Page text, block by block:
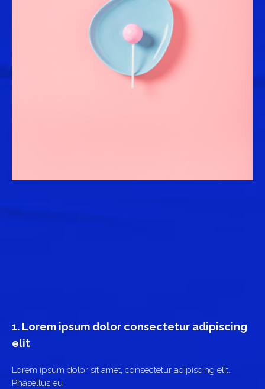
1. Lorem ipsum dolor consectetur adipiscing
elit
Lorem ipsum dolor sit amet, consectetur adipiscing elit.
Phasellus eu